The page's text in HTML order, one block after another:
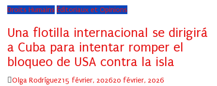
Droits Humains Éditoriaux et Opinions
Una flotilla internacional se dirigirá
a Cuba para intentar romper el
bloqueo de USA contra la isla
Author
Olga RodríguezPosted
15 février, 202620 février, 2026